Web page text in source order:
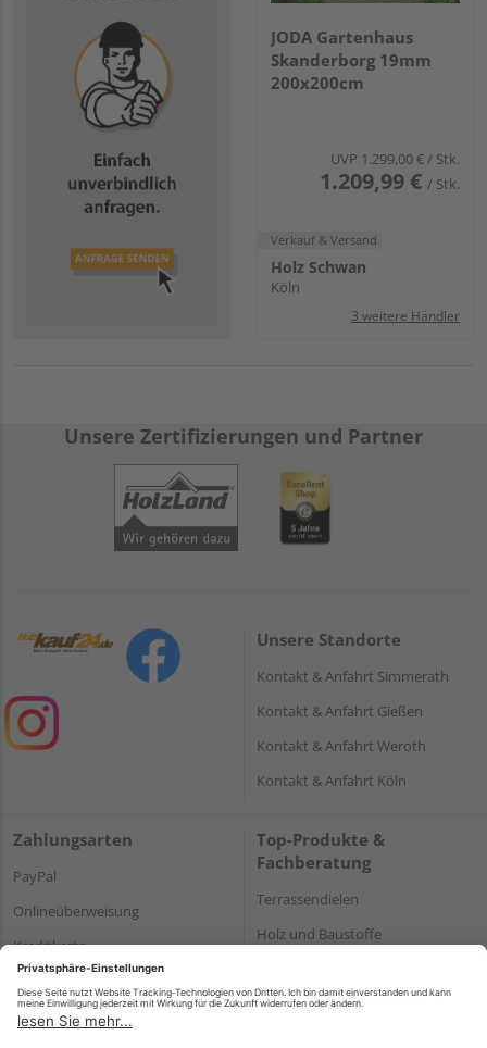
JODA Gartenhaus
Skanderborg 19mm
200x200cm
UVP 1.299,00 €/ Stk.
1.209,99 € / Stk.
Verkauf & Versand
Holz Schwan
Köln
3 weitere Händler
Unsere Zertifizierungen und Partner
Unsere Standorte
Kontakt & Anfahrt Simmerath
Kontakt & Anfahrt Gießen
Kontakt & Anfahrt Weroth
Kontakt & Anfahrt Köln
Zahlungsarten
PayPal
Onlineüberweisung
Kreditkarte
Rechnung*
*Bonität vorausgesetzt
Top-Produkte &
Fachberatung
Terrassendielen
Holz und Baustoffe